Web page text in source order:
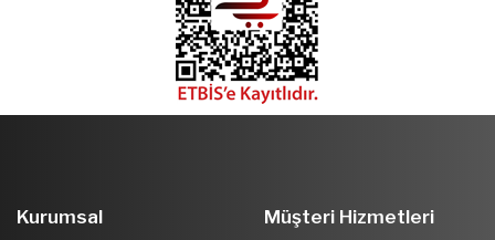
Kurumsal Müşteri Hizmetleri